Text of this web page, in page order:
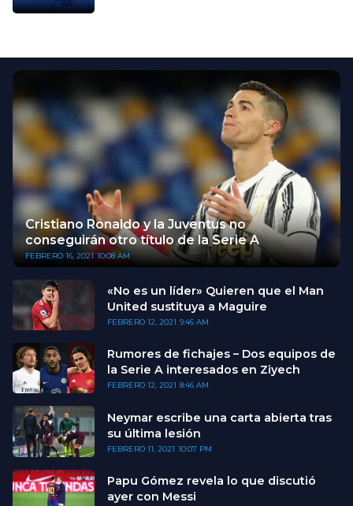
Cristiano Ronaldo y la Juventus no
conseguirán otro título de la Serie A
FEBRERO 16, 2021 10:08 AM
«No es un líder» Quieren que el Man
United sustituya a Maguire
FEBRERO 12, 2021 9:46 AM
Rumores de fichajes – Dos equipos de
la Serie A interesados en Ziyech
FEBRERO 12, 2021 8:46 AM
Neymar escribe una carta abierta tras
su última lesión
FEBRERO 11, 2021 10:07 PM
Papu Gómez revela lo que discutió
ayer con Messi